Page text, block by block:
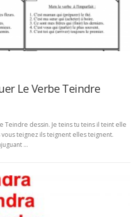
Le Verbe Teindre
Teindre dessin. Je teins tu teins il teint elle
teignez ils teignent elles teignent.
…